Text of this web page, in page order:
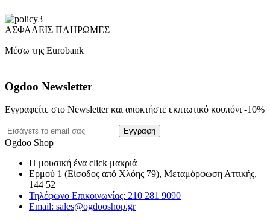
ΑΣΦΑΛΕΙΣ ΠΛΗΡΩΜΕΣ
Μέσω της Eurobank
Ogdoo Newsletter
Εγγραφείτε στο Newsletter και αποκτήστε εκπτωτικό κουπόνι -10%
Εγγραφη
Ogdoo Shop
Η μουσική ένα click μακριά
Ερμού 1 (Είσοδος από Χλόης 79), Μεταμόρφωση Αττικής,
144 52
Τηλέφωνο Επικοινωνίας: 210 281 9090
Email: sales@ogdooshop.gr